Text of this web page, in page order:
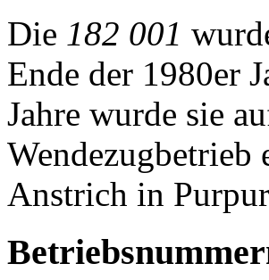
Die 182 001
Ende der 1980er
Jahre wurde sie
Wendezugbetrieb
Anstrich in